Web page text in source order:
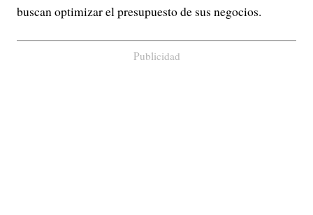
buscan optimizar el presupuesto de sus negocios.
Publicidad